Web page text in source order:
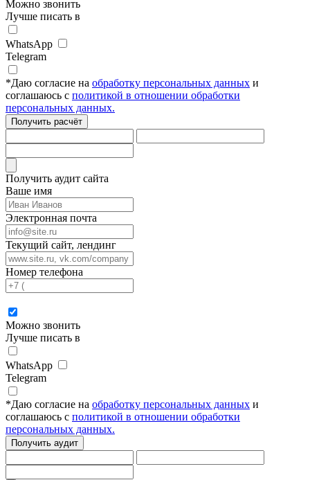
Можно звонить
Лучше писать в
WhatsApp
Telegram
*Даю согласие на обработку персональных данных и
соглашаюсь с политикой в отношении обработки
персональных данных.
Получить расчёт
Получить аудит сайта
Ваше имя
Электронная почта
Текущий сайт, лендинг
Номер телефона
Можно звонить
Лучше писать в
WhatsApp
Telegram
*Даю согласие на обработку персональных данных и
соглашаюсь с политикой в отношении обработки
персональных данных.
Получить аудит